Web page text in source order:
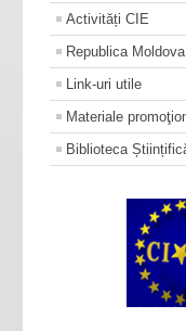
Activități CIE
Republica
Link-uri utile
Materiale
Biblioteca